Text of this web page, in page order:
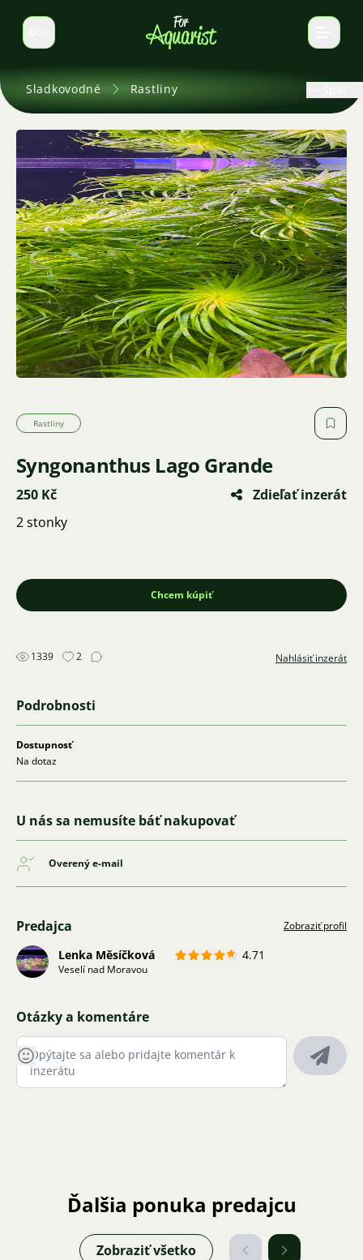
Prepnúť jazyk
Sladkovodné Rastliny
Rastliny
Syngonanthus Lago Grande
250 Kč
Zdieľať inzerát
2 stonky
Chcem kúpiť
1339 2 Nahlásiť inzerát
Podrobnosti
Dostupnosť
Na dotaz
U nás sa nemusíte báť nakupovať
Overený e-mail
Predajca Zobraziť profil
Lenka Měsíčková 4.71
Veselí nad Moravou
Otázky a komentáre
Ďalšia ponuka predajcu
Zobraziť všetko